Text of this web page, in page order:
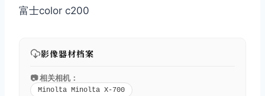
富士color c200
影像器材档案
📷 相关相机：
Minolta Minolta X-700